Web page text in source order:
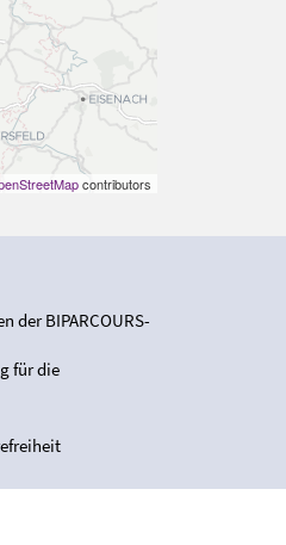
contributors
der BIPARCOURS-
für die